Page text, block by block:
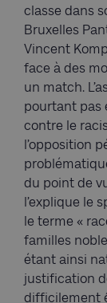
classe dans
Bruxelles
Vincent
face à des
un match.
pourtant pas
contre le
l’opposition
du point de
l’explique le
le terme «
familles
étant ainsi
justification
difficilement